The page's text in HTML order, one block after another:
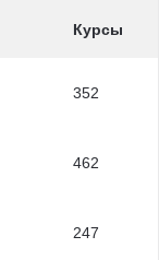
Курсы
352
462
247